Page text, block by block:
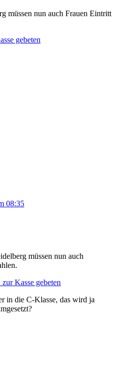
müssen nun auch Frauen Eintritt
gebeten
08:35
müssen nun auch
Kasse gebeten
in die C-Klasse, das wird ja